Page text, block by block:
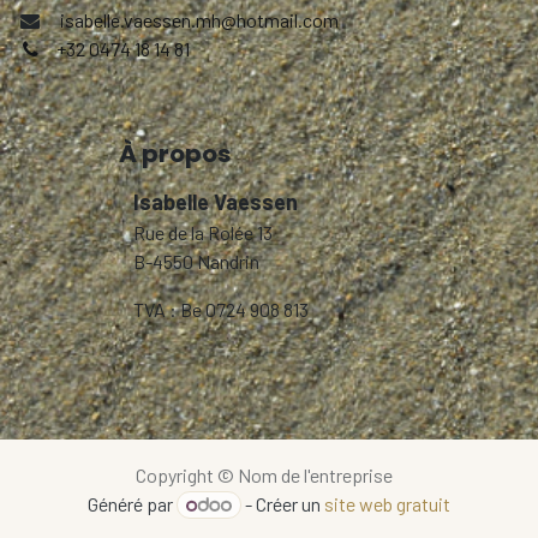
isabelle.vaessen.mh@hotmail.com
+32 0474 18 14 81
À propos
Isabelle Vaessen
Rue de la Rolée 13
B-4550 Nandrin
TVA : Be 0724 908 813
Copyright © Nom de l'entreprise
Généré par
- Créer un site web gratuit